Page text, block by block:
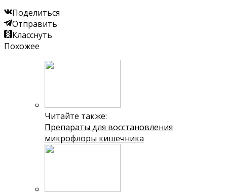
Поделиться
Отправить
Класснуть
Похожее
Читайте также:
Препараты для восстановления
микрофлоры кишечника